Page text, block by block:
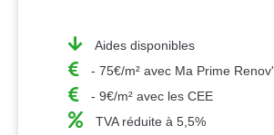
Aides disponibles
- 75€/m² avec Ma Prime Renov'
- 9€/m² avec les CEE
TVA réduite à 5,5%